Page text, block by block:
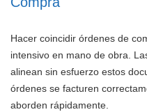
Hacer coincidir órdenes de
intensivo en mano de obra.
alinean sin esfuerzo estos
órdenes se facturen
aborden rápidamente.